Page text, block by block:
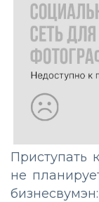
Приступать
не